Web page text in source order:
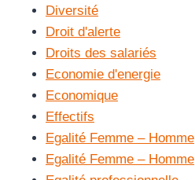
Diversité
Droit d'alerte
Droits des salariés
Economie d'energie
Economique
Effectifs
Egalité Femme – Homme
Egalité Femme – Homme